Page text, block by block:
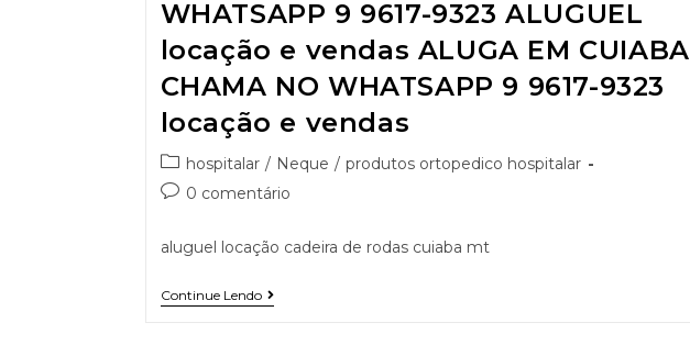
WHATSAPP 9 9617-9323 ALUGUEL
locação e vendas ALUGA EM CUIABA
CHAMA NO WHATSAPP 9 9617-9323
locação e vendas
hospitalar / Neque / produtos ortopedico hospitalar
0 comentário
aluguel locação cadeira de rodas cuiaba mt
Continue Lendo